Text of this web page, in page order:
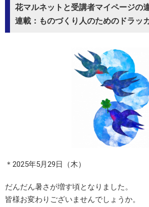
花マルネットと受講者マイページの
連載：ものづくり人のためのドラッ
＊2025年5月29日（木）
だんだん暑さが増す頃となりました。
皆様お変わりございませんでしょうか。